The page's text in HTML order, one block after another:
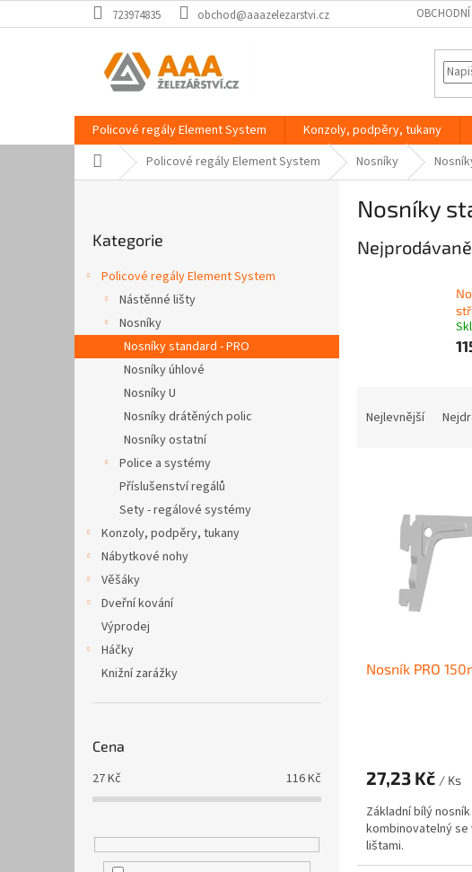
na
723974835 obchod@aaazelezarstvi.cz
Policové regály Element System Konzoly, podpěry, tukany
Domů Policové regály Element System Nosníky
kategorie
Kategorie
Policové regály Element System
Nástěnné lišty
Nosníky
Nosníky standard - PRO
Nosníky úhlové
Nosníky U
Nosníky drátěných polic
Nosníky ostatní
Police a systémy
Příslušenství regálů
Sety - regálové systémy
Konzoly, podpěry, tukany
Nábytkové nohy
Věšáky
Dveřní kování
Výprodej
Háčky
Knižní zarážky
Cena
27Kč 116Kč
Nosníky
Nejlevnější
Nosník PRO
27,23 Kč / Ks
Základní bílý
kombinovatelný se
lištami.